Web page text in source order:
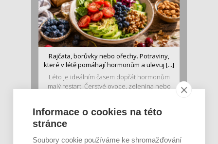
Rajčata, borůvky nebo ořechy. Potraviny,
které v létě pomáhají hormonům a ulevuj [...]
Léto je ideálním časem dopřát hormonům
malý restart. Čerstvé ovoce, zelenina nebo
Informace o cookies na této
stránce
Soubory cookie používáme ke shromažďování